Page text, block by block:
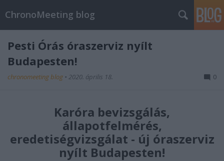
ChronoMeeting blog
Pesti Órás óraszerviz nyílt
Budapesten!
chronomeeting blog • 2020. április 18. 0
Karóra bevizsgálás,
állapotfelmérés,
eredetiségvizsgálat - új óraszerviz
nyílt Budapesten!